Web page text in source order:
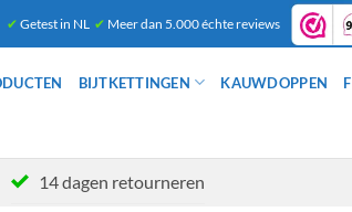
✔ Getest in NL ✔ Meer dan 5.000 échte reviews
BIJTKETTINGEN KAUWDOPPEN
14 dagen retourneren